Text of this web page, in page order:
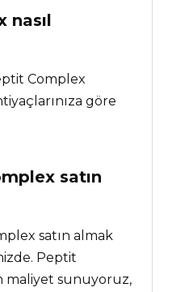
nasıl
Complex
göre
satın
satın almak
Peptit
maliyet sunuyoruz,